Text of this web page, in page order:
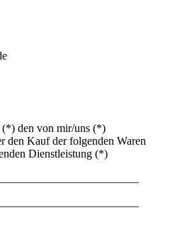
den von mir/uns (*)
den Kauf der folgenden Waren
Dienstleistung (*)